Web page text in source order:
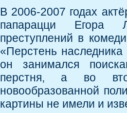
В 2006-2007 годах
папарацци Егора
преступлений в
«Перстень
он занимался
перстня, а во
новообразованной
картины не имели и